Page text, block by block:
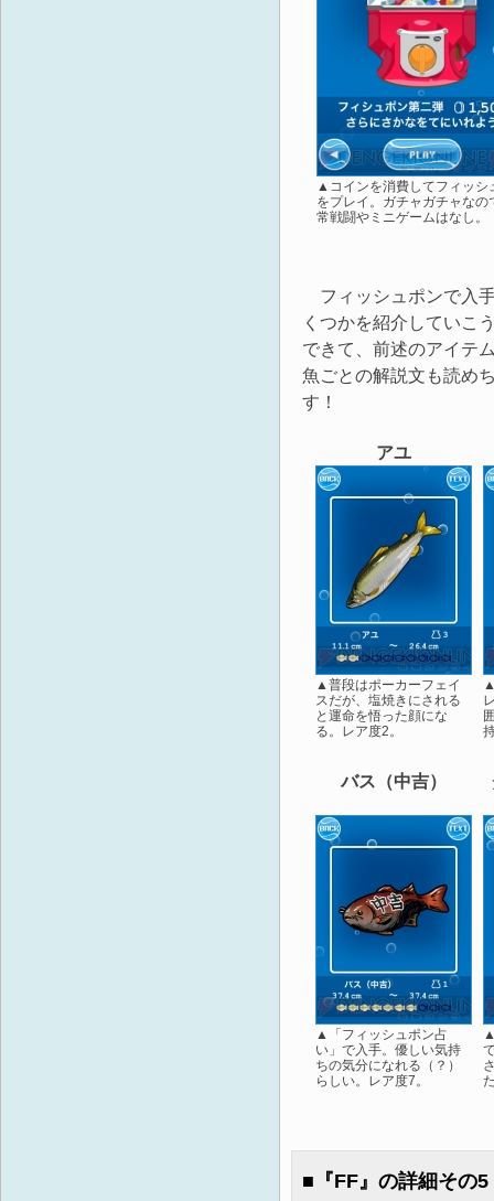
▲コインを消費してフィッシ
をプレイ。ガチャガチャなの
常戦闘やミニゲームはなし。
フィッシュポンで入
くつかを紹介していこ
できて、前述のアイテ
魚ごとの解説文も読め
す！
アユ
▲普段はポーカーフェイ
スだが、塩焼きにされる
と運命を悟った顔にな
る。レア度2。
バス（中吉）
▲「フィッシュポン占
い」で入手。優しい気持
ちの気分になれる（？）
らしい。レア度7。
■『FF』の詳細その